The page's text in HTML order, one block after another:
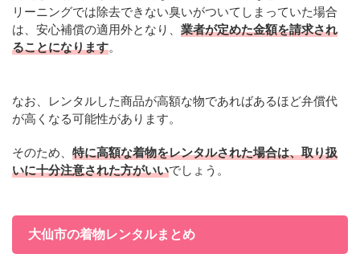
リーニングでは除去できない臭いがついてしまっていた場合
は、安心補償の適用外となり、 業者が定めた金額を請求され
ることになります。
なお、レンタルした商品が高額な物であればあるほど弁償代
が高くなる可能性があります。
そのため、 特に高額な着物をレンタルされた場合は、取り扱
いに十分注意された方がいいでしょう。
大仙市の着物レンタルまとめ